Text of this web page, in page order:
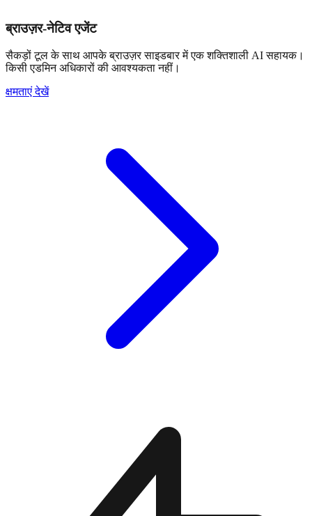
ब्राउज़र-नेटिव एजेंट
सैकड़ों टूल के साथ आपके ब्राउज़र साइडबार में एक शक्तिशाली AI सहायक।
किसी एडमिन अधिकारों की आवश्यकता नहीं।
क्षमताएं देखें